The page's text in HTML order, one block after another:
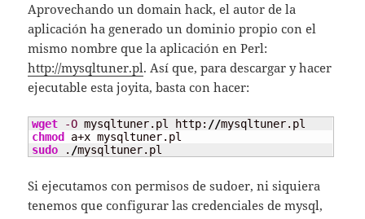
Aprovechando un domain hack, el autor de la
aplicación ha generado un dominio propio con el
mismo nombre que la aplicación en Perl:
http://mysqltuner.pl. Así que, para descargar y hacer
ejecutable esta joyita, basta con hacer:
wget -O mysqltuner.pl http: //
chmod
sudo . /mysqltuner.pl
Si ejecutamos con permisos de sudoer, ni siquiera
tenemos que configurar las credenciales de mysql,